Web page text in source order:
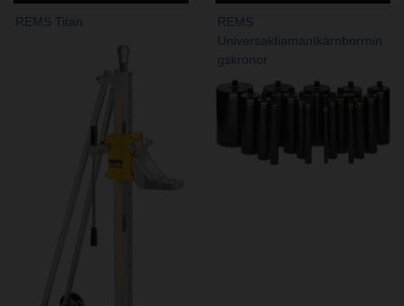
REMS Titan
REMS
Universaldiamantkärnborrnin
gskronor